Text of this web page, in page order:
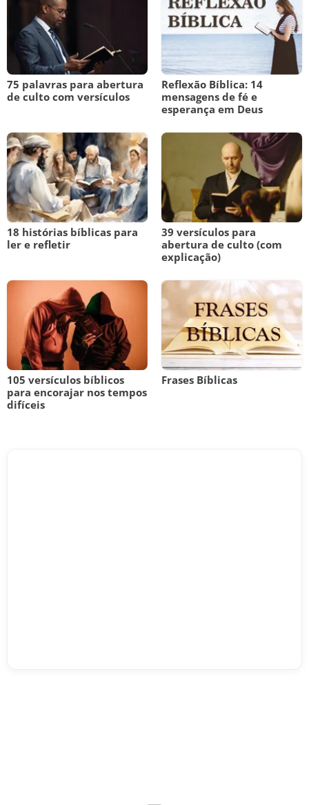
75 palavras para abertura
de culto com versículos
Reflexão Bíblica: 14
mensagens de fé e
esperança em Deus
18 histórias bíblicas para
ler e refletir
39 versículos para
abertura de culto (com
explicação)
105 versículos bíblicos
para encorajar nos tempos
difíceis
Frases Bíblicas